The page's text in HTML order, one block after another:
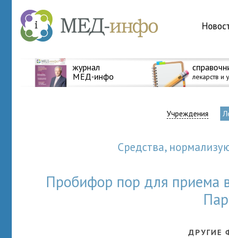
журнал
МЕД-инфо
лекарств и
Учреждения
Сpедства,
Пробифор пор для приема
ДРУГИЕ